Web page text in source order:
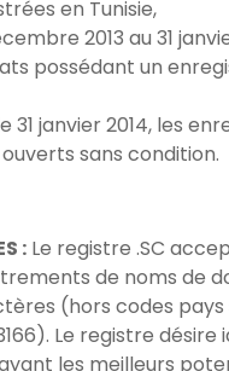
en Tunisie,
2013 au 31
possédant un
31 janvier 2014, les
sans condition.
: Le registre .SC
de noms de
(hors codes
Le registre désire
les meilleurs